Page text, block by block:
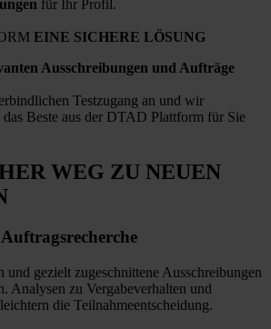
für Ihr Profil.
EINE SICHERE LÖSUNG
Ausschreibungen und Aufträge
Testzugang an und wir
das Beste aus der DTAD Plattform für Sie
WEG ZU NEUEN
Auftragsrecherche
und gezielt zugeschnittene Ausschreibungen
Analysen zu Vergabeverhalten und
die Teilnahmeentscheidung.